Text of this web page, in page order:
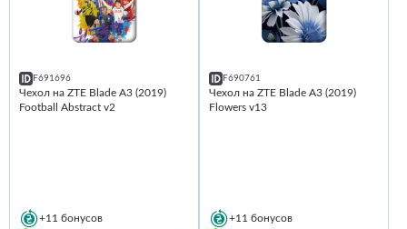
F691696
Чехол на ZTE Blade A3 (2019)
Football Abstract v2
+11 бонусов
F690761
Чехол на ZTE Blade A3 (2019)
Flowers v13
+11 бонусов